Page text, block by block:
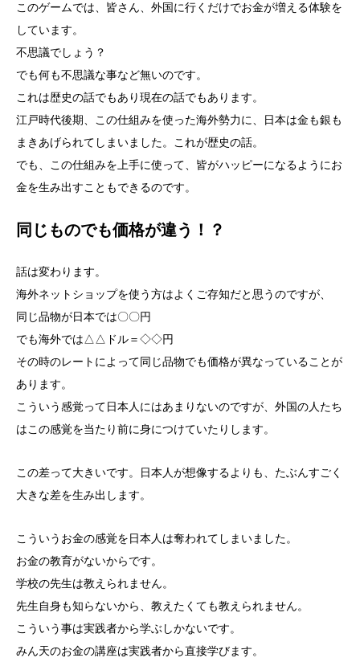
このゲームでは、皆さん、外国に行くだけでお金が増える体験を
しています。
不思議でしょう？
でも何も不思議な事など無いのです。
これは歴史の話でもあり現在の話でもあります。
江戸時代後期、この仕組みを使った海外勢力に、日本は金も銀も
まきあげられてしまいました。これが歴史の話。
でも、この仕組みを上手に使って、皆がハッピーになるようにお
金を生み出すこともできるのです。
同じものでも価格が違う！？
話は変わります。
海外ネットショップを使う方はよくご存知だと思うのですが、
同じ品物が日本では〇〇円
でも海外では△△ドル＝◇◇円
その時のレートによって同じ品物でも価格が異なっていることが
あります。
こういう感覚って日本人にはあまりないのですが、外国の人たち
はこの感覚を当たり前に身につけていたりします。
この差って大きいです。日本人が想像するよりも、たぶんすごく
大きな差を生み出します。
こういうお金の感覚を日本人は奪われてしまいました。
お金の教育がないからです。
学校の先生は教えられません。
先生自身も知らないから、教えたくても教えられません。
こういう事は実践者から学ぶしかないです。
みん天のお金の講座は実践者から直接学びます。